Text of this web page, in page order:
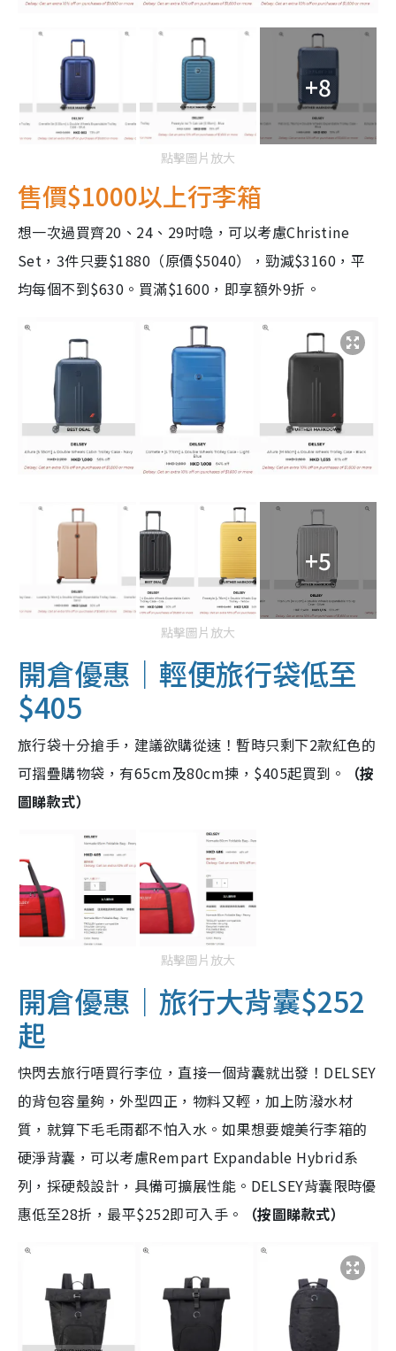
+8
點擊圖片放大
售價$1000以上行李箱
想一次過買齊20、24、29吋喼，可以考慮Christine
Set，3件只要$1880（原價$5040），勁減$3160，平
均每個不到$630。買滿$1600，即享額外9折。
+5
點擊圖片放大
開倉優惠｜輕便旅行袋低至
$405
旅行袋十分搶手，建議欲購從速！暫時只剩下2款紅色的
可摺疊購物袋，有65cm及80cm揀，$405起買到。
（按
圖睇款式）
點擊圖片放大
開倉優惠｜旅行大背囊$252
起
快閃去旅行唔買行李位，直接一個背囊就出發！DELSEY
的背包容量夠，外型四正，物料又輕，加上防潑水材
質，就算下毛毛雨都不怕入水。如果想要媲美行李箱的
硬淨背囊，可以考慮Rempart Expandable Hybrid系
列，採硬殼設計，具備可擴展性能。DELSEY背囊限時優
惠低至28折，最平$252即可入手。
（按圖睇款式）